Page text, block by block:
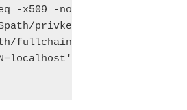
-x509 -nodes -newkey
privkey.pem' \
fullchain.pem' \
certbot